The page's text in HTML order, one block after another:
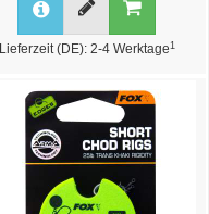
Lieferzeit (DE): 2-4 Werktage 1